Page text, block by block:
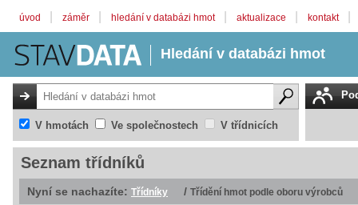
úvod záměr hledání v databázi hmot aktualizace kontakt
Hledání v databázi hmot
V hmotách Ve společnostech V třídnicích
Seznam třídníků
Nyní se nachazíte: Třídníky / Třídění hmot podle oboru výrobců